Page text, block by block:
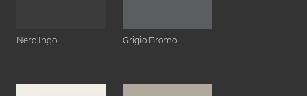
Nero Ingo Grigio Bromo